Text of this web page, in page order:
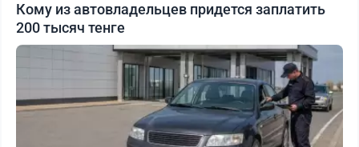
Кому из автовладельцев придется заплатить
200 тысяч тенге